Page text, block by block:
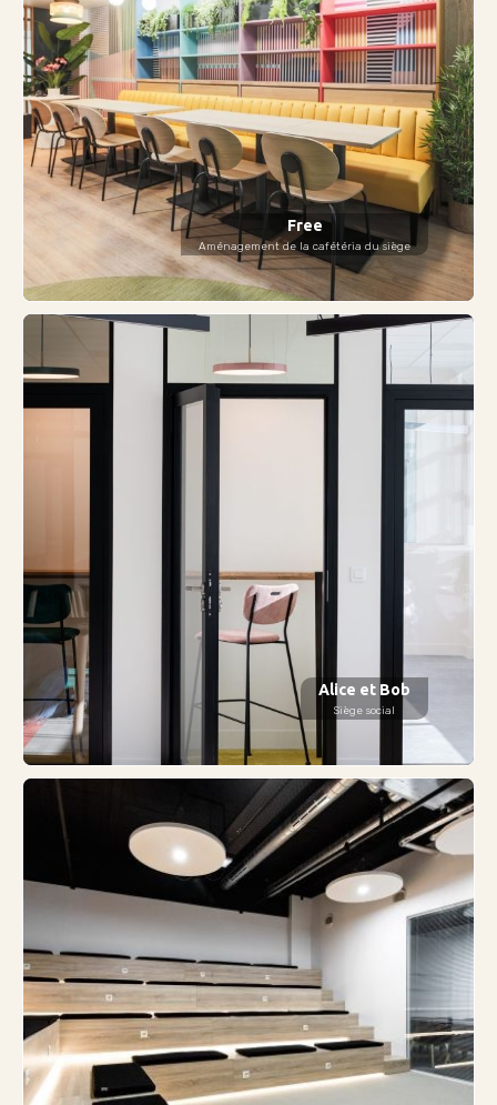
Free
Aménagement de la cafétéria du siège
Alice et Bob
Siège social